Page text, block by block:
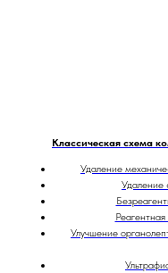
Классическая схема
Удаление
Удаление
Улучшение